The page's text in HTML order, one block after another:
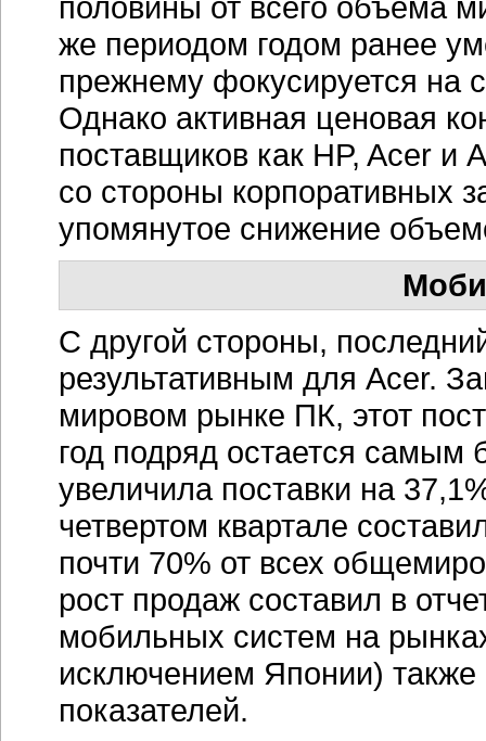
же периодом годом ранее
прежнему фокусируется на
Однако активная ценовая
поставщиков как HP, Acer и
со стороны корпоративных
упомянутое снижение
С другой стороны,
результативным для Acer.
мировом рынке ПК, этот
год подряд остается самым
увеличила поставки на
четвертом квартале
почти 70% от всех
рост продаж составил в
мобильных систем на
исключением Японии)
показателей.